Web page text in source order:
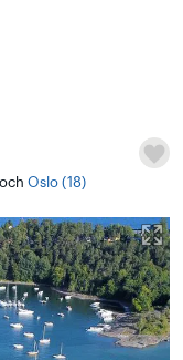
Oslo (18)